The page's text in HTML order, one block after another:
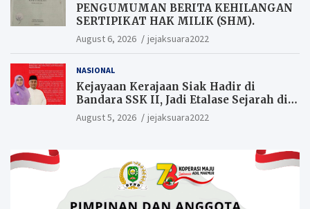
PENGUMUMAN BERITA KEHILANGAN
SERTIPIKAT HAK MILIK (SHM).
August 6, 2026 jejaksuara2022
NASIONAL
Kejayaan Kerajaan Siak Hadir di
Bandara SSK II, Jadi Etalase Sejarah di
Gerbang Riau
August 5, 2026 jejaksuara2022